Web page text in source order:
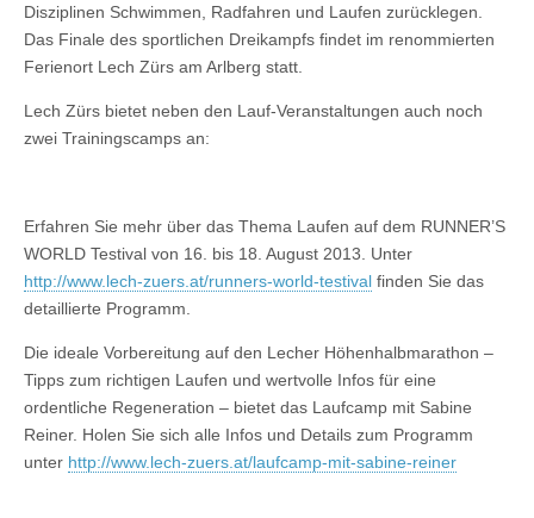
Disziplinen Schwimmen, Radfahren und Laufen zurücklegen.
Das Finale des sportlichen Dreikampfs findet im renommierten
Ferienort Lech Zürs am Arlberg statt.
Lech Zürs bietet neben den Lauf-Veranstaltungen auch noch
zwei Trainingscamps an:
Erfahren Sie mehr über das Thema Laufen auf dem RUNNER’S
WORLD Testival von 16. bis 18. August 2013. Unter
http://www.lech-zuers.at/runners-world-testival finden Sie das
detaillierte Programm.
Die ideale Vorbereitung auf den Lecher Höhenhalbmarathon –
Tipps zum richtigen Laufen und wertvolle Infos für eine
ordentliche Regeneration – bietet das Laufcamp mit Sabine
Reiner. Holen Sie sich alle Infos und Details zum Programm
unter http://www.lech-zuers.at/laufcamp-mit-sabine-reiner